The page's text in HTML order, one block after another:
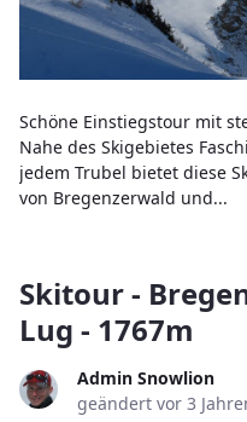
Schöne Einstiegstour mit
Nahe des Skigebietes
jedem Trubel bietet diese
von Bregenzerwald und...
Skitour -
Lug - 1767m
Admin Snowlion
geändert vor 3